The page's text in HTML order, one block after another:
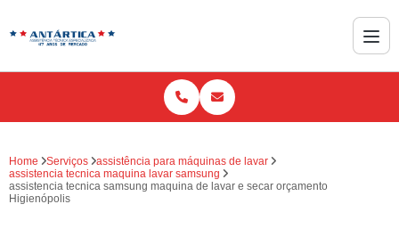
Home Serviços
assistência para máquinas de lavar
assistencia tecnica maquina lavar samsung
assistencia tecnica samsung maquina de lavar e secar orçamento
Higienópolis